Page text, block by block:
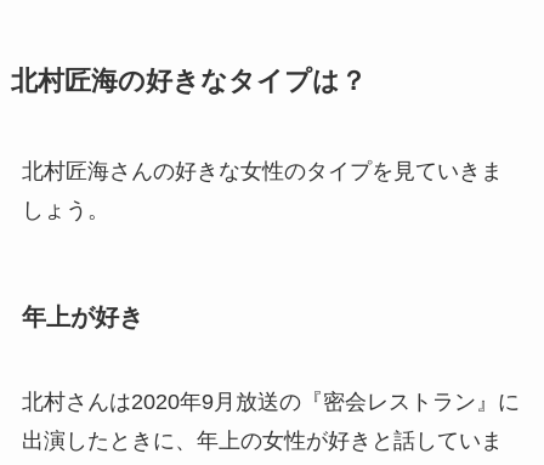
北村匠海の好きなタイプは？
北村匠海さんの好きな女性のタイプを見ていきま
しょう。
年上が好き
北村さんは2020年9月放送の『密会レストラン』に
出演したときに、年上の女性が好きと話していま